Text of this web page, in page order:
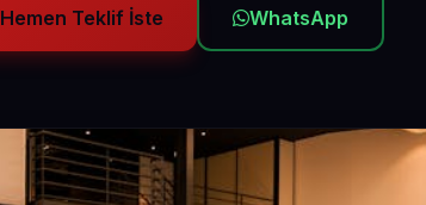
Hemen Teklif İste WhatsApp